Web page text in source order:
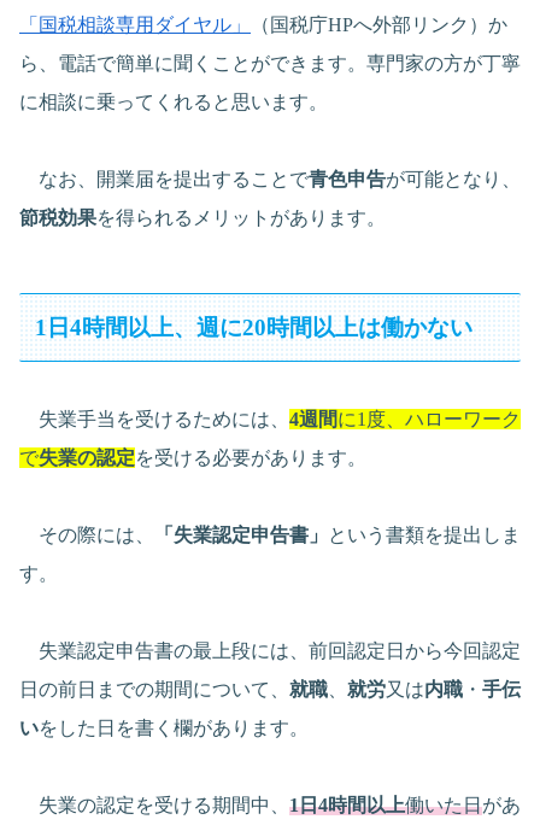
「国税相談専用ダイヤル」
（国税庁HPへ外部リンク）か
ら、電話で簡単に聞くことができます。専門家の方が丁寧
に相談に乗ってくれると思います。
なお、開業届を提出することで青色申告が可能となり、
節税効果を得られるメリットがあります。
1日4時間以上、週に20時間以上は働かない
失業手当を受けるためには、 4週間に1度、ハローワーク
で失業の認定を受ける必要があります。
その際には、 「失業認定申告書」
という書類を提出しま
す。
失業認定申告書の最上段には、前回認定日から今回認定
日の前日までの期間について、 就職 就労又は内職 ・ 手伝
いをした日を書く欄があります。
失業の認定を受ける期間中、 1日4時間以上働いた日があ